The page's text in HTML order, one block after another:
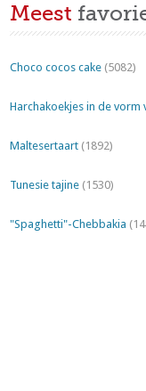
Meest
Choco cocos cake (5082)
Harchakoekjes in de vorm
Maltesertaart (1892)
Tunesie tajine (1530)
"Spaghetti"-Chebbakia